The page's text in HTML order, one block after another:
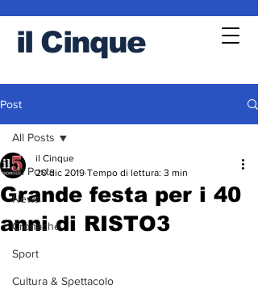
il Cinque
Post
All Posts
News
Cronache
Sport
Cultura & Spettacolo
All Posts
Grande festa per i 40
anni di RISTO3
il Cinque
20 dic 2019 Tempo di lettura: 3 min